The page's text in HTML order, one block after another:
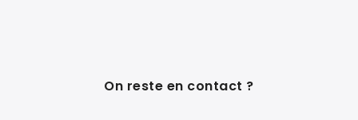
On reste en contact ?